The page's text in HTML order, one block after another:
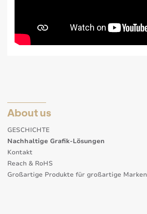
About us
GESCHICHTE
Nachhaltige Grafik-Lösungen
Kontakt
Reach & RoHS
Großartige Produkte für großartige Marken